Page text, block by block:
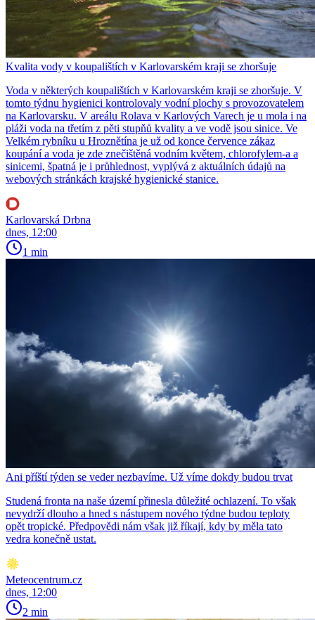
Kvalita vody v koupalištích v Karlovarském kraji se zhoršuje
Voda v některých koupalištích v Karlovarském kraji se zhoršuje. V
tomto týdnu hygienici kontrolovaly vodní plochy s provozovatelem
na Karlovarsku. V areálu Rolava v Karlových Varech je u mola i na
pláži voda na třetím z pěti stupňů kvality a ve vodě jsou sinice. Ve
Velkém rybníku u Hroznětína je už od konce července zákaz
koupání a voda je zde znečištěná vodním květem, chlorofylem-a a
sinicemi, špatná je i průhlednost, vyplývá z aktuálních údajů na
webových stránkách krajské hygienické stanice.
Karlovarská Drbna
dnes, 12:00
1 min
Ani příští týden se veder nezbavíme. Už víme dokdy budou trvat
Studená fronta na naše území přinesla důležité ochlazení. To však
nevydrží dlouho a hned s nástupem nového týdne budou teploty
opět tropické. Předpovědi nám však již říkají, kdy by měla tato
vedra konečně ustat.
Meteocentrum.cz
dnes, 12:00
2 min